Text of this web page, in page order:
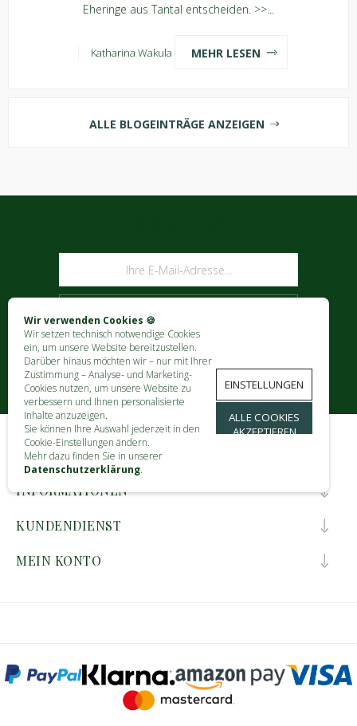
Eheringe aus Tantal entscheiden. >>...
Katharina Wakula MEHR LESEN
ALLE BLOGEINTRÄGE ANZEIGEN
Wir verwenden Cookies 🍪
Wir setzen technisch notwendige Cookies
ein, um unsere Website bereitzustellen.
Darüber hinaus möchten wir – nur mit Ihrer
Zustimmung – Analyse- und Marketing-
Cookies nutzen, um unsere Website zu
verbessern und Ihnen personalisierte
Inhalte anzuzeigen.
Sie können Ihre Auswahl jederzeit in den
Cookie-Einstellungen ändern.
Mehr dazu finden Sie in unserer
Datenschutzerklärung.
EINSTELLUNGEN
ALLE COOKIES
AKZEPTIEREN
KONTAKT
INFORMATIONEN
KUNDENDIENST
MEIN KONTO